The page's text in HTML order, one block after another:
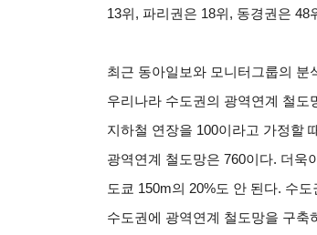
13위, 파리권은 18위, 동경권은 48
최근 동아일보와 모니터그룹의 분
우리나라 수도권의 광역연계 철도
지하철 연장을 100이라고 가정할
광역연계 철도망은 760이다. 더욱
도쿄 150m의 20%도 안 된다. 수
수도권에 광역연계 철도망을 구축